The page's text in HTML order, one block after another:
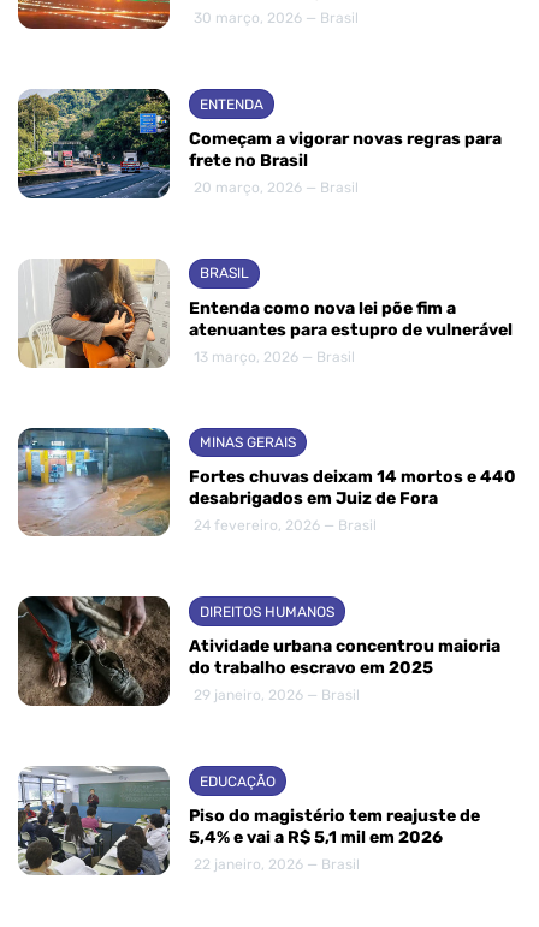
30 março, 2026 — Brasil
ENTENDA
Começam a vigorar novas regras para
frete no Brasil
20 março, 2026 — Brasil
BRASIL
Entenda como nova lei põe fim a
atenuantes para estupro de vulnerável
13 março, 2026 — Brasil
MINAS GERAIS
Fortes chuvas deixam 14 mortos e 440
desabrigados em Juiz de Fora
24 fevereiro, 2026 — Brasil
DIREITOS HUMANOS
Atividade urbana concentrou maioria
do trabalho escravo em 2025
29 janeiro, 2026 — Brasil
EDUCAÇÃO
Piso do magistério tem reajuste de
5,4% e vai a R$ 5,1 mil em 2026
22 janeiro, 2026 — Brasil